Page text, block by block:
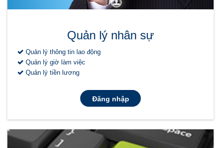
Quản lý nhân sự
Quản lý thông tin lao động
Quản lý giờ làm việc
Quản lý tiền lương
Đăng nhập